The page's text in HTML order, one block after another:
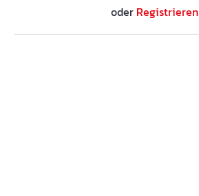
oder Registrieren